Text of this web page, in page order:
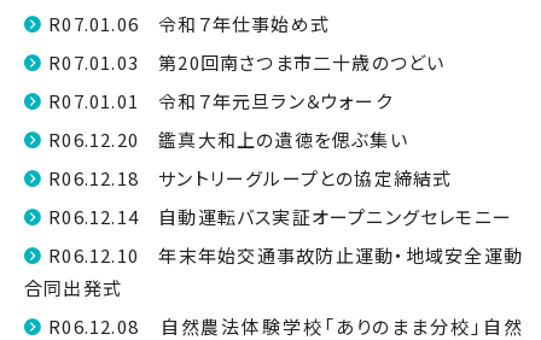
R07.01.06 令和７年仕事始め式
R07.01.03 第20回南さつま市二十歳のつどい
R07.01.01 令和７年元旦ラン＆ウォーク
R06.12.20 鑑真大和上の遺徳を偲ぶ集い
R06.12.18 サントリーグループとの協定締結式
R06.12.14 自動運転バス実証オープニングセレモニー
R06.12.10 年末年始交通事故防止運動・地域安全運動
合同出発式
R06.12.08 自然農法体験学校「ありのまま分校」自然